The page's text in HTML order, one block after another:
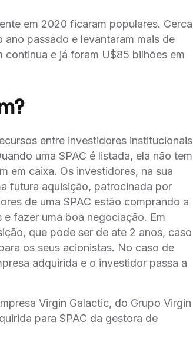
em 2020 ficaram populares. Cerca
ano passado e levantaram mais de
e já foram U$85 bilhões em
entre investidores institucionais
uma SPAC é listada, ela não tem
em caixa. Os investidores, na sua
futura aquisição, patrocinada por
de uma SPAC estão comprando a
fazer uma boa negociação. Em
que pode ser de ate 2 anos, caso
os seus acionistas. No caso de
adquirida e o investidor passa a
Virgin Galactic, do Grupo Virgin
para SPAC da gestora de